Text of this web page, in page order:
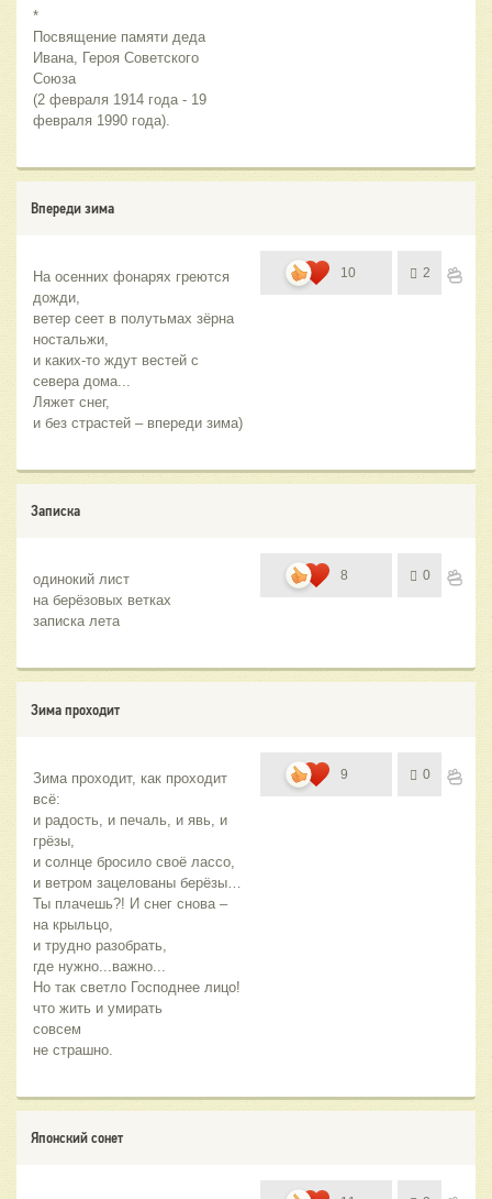
*
Посвящение памяти деда
Ивана, Героя Советского
Союза
(2 февраля 1914 года - 19
февраля 1990 года).
Впереди зима
На осенних фонарях греются
дожди,
ветер сеет в полутьмах зёрна
ностальжи,
и каких-то ждут вестей с
севера дома...
Ляжет снег,
и без страстей – впереди зима)
10 2
Записка
одинокий лист
на берёзовых ветках
записка лета
8 0
Зима проходит
Зима проходит, как проходит
всё:
и радость, и печаль, и явь, и
грёзы,
и солнце бросило своё лассо,
и ветром зацелованы берёзы…
Ты плачешь?! И снег снова –
на крыльцо,
и трудно разобрать,
где нужно...важно...
Но так светло Господнее лицо!
что жить и умирать
совсем
не страшно.
9 0
Японский сонет